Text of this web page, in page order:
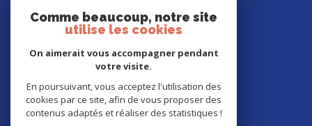
Nos honoraires
Cookies
Comme beaucoup, notre site
utilise les cookies
On aimerait vous accompagner pendant
votre visite.
En poursuivant, vous acceptez l'utilisation des
cookies par ce site, afin de vous proposer des
contenus adaptés et réaliser des statistiques !